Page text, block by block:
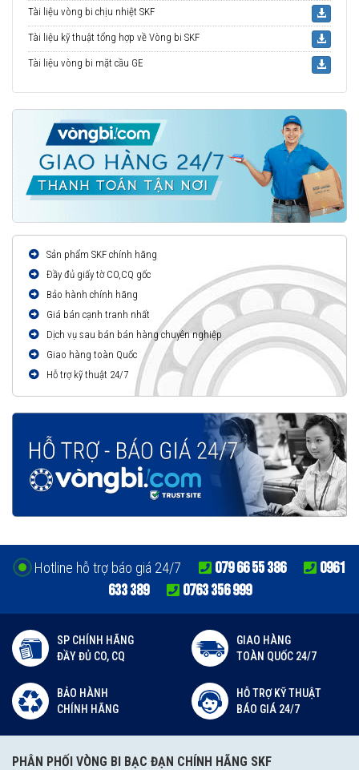
Tài liệu vòng bi chịu nhiệt SKF
Tài liệu kỹ thuật tổng hợp về Vòng bi SKF
Tài liệu vòng bi mặt cầu GE
Sản phẩm SKF chính hãng
Đầy đủ giấy tờ CO,CQ gốc
Bảo hành chính hãng
Giá bán cạnh tranh nhất
Dịch vụ sau bán bán hàng chuyên nghiệp
Giao hàng toàn Quốc
Hỗ trợ kỹ thuật 24/7
Hotline hỗ trợ báo giá 24/7 079 66 55 386
0961
633 389
0763 356 999
SP CHÍNH HÃNG
ĐẦY ĐỦ CO, CQ
GIAO HÀNG
TOÀN QUỐC 24/7
BẢO HÀNH
CHÍNH HÃNG
HỖ TRỢ KỸ THUẬT
BÁO GIÁ 24/7
PHÂN PHỐI VÒNG BI BẠC ĐẠN CHÍNH HÃNG SKF